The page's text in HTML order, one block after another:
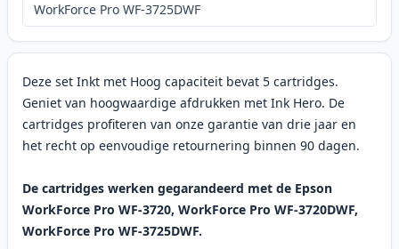
Deze set Inkt met Hoog capaciteit bevat 5 cartridges.
Geniet van hoogwaardige afdrukken met Ink Hero. De
cartridges profiteren van onze garantie van drie jaar en
het recht op eenvoudige retournering binnen 90 dagen.
De cartridges werken gegarandeerd met de Epson
WorkForce Pro WF-3720, WorkForce Pro WF-3720DWF,
WorkForce Pro WF-3725DWF.
WorkForce Pro WF-3725DWF